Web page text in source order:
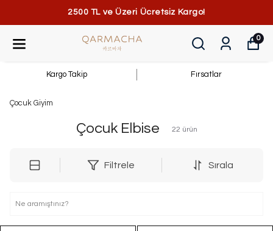
2500 TL ve Üzeri Ücretsiz Kargo!
0
Kargo Takip Fırsatlar
Çocuk Giyim
Çocuk Elbise 22 ürün
Filtrele Sırala